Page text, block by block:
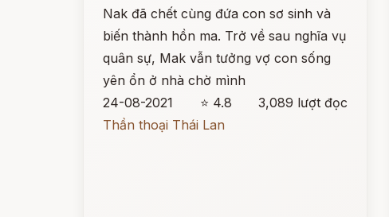
Nak đã chết cùng đứa con sơ sinh và
biến thành hồn ma. Trở về sau nghĩa vụ
quân sự, Mak vẫn tưởng vợ con sống
yên ổn ở nhà chờ mình
24-08-2021
⭐ 4.8
3,089 lượt đọc
Thần thoại Thái Lan